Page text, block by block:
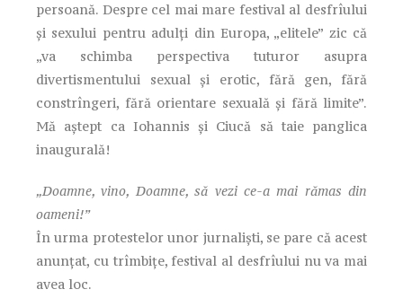
persoană. Despre cel mai mare festival al desfrîului
şi sexului pentru adulţi din Europa, „elitele” zic că
„va schimba perspectiva tuturor asupra
divertismentului sexual şi erotic, fără gen, fără
constrîngeri, fără orientare sexuală şi fără limite”.
Mă aştept ca Iohannis şi Ciucă să taie panglica
inaugurală!
„Doamne, vino, Doamne, să vezi ce-a mai rămas din
oameni!”
În urma protestelor unor jurnaliști, se pare că acest
anunțat, cu trîmbițe, festival al desfrîului nu va mai
avea loc.